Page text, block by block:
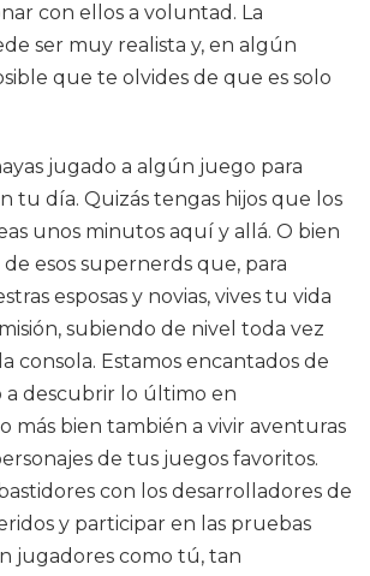
con ellos a voluntad. La
ser muy realista y, en algún
que te olvides de que es solo
jugado a algún juego para
tu día. Quizás tengas hijos que los
unos minutos aquí y allá. O bien
esos supernerds que, para
esposas y novias, vives tu vida
subiendo de nivel toda vez
consola. Estamos encantados de
a descubrir lo último en
más bien también a vivir aventuras
de tus juegos favoritos.
con los desarrolladores de
y participar en las pruebas
jugadores como tú, tan